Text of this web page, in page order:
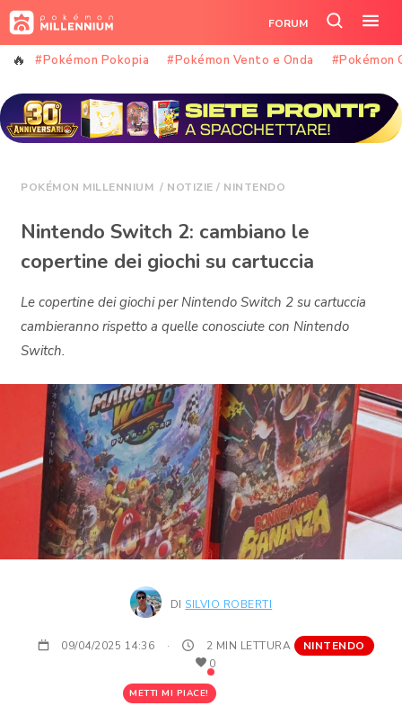
Vai
al
contenuto
FORUM
Cerca
nel il
#Pokémon Pokopia #Pokémon Vento e Onda #Pokémon
POKÉMON MILLENNIUM / NOTIZIE / NINTENDO
Nintendo Switch 2: cambiano le
copertine dei giochi su cartuccia
Le copertine dei giochi per Nintendo Switch 2 su cartuccia
cambieranno rispetto a quelle conosciute con Nintendo
Switch.
DI SILVIO ROBERTI
09/04/2025 14:36 · 2 MIN LETTURA NINTENDO
METTI MI PIACE!
0